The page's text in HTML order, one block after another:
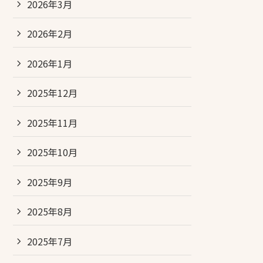
2026年3月
2026年2月
2026年1月
2025年12月
2025年11月
2025年10月
2025年9月
2025年8月
2025年7月